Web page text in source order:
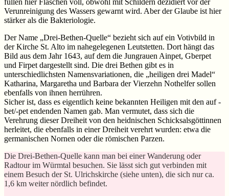
füllen hier Flaschen voll, obwohl mit Schildern dezidiert vor der
Verunreinigung des Wassers gewarnt wird. Aber der Glaube ist hier
stärker als die Bakteriologie.
Der Name „Drei-Bethen-Quelle“ bezieht sich auf ein Votivbild in
der Kirche St. Alto im nahegelegenen Leutstetten. Dort hängt das
Bild aus dem Jahr 1643, auf dem die Jungrauen Ainpet, Gberpet
und Firpet dargestellt sind. Die drei Bethen gibt es in
unterschiedlichsten Namensvariationen, die „heiligen drei Madel“
Katharina, Margaretha und Barbara der Vierzehn Nothelfer sollen
ebenfalls von ihnen herrühren.
Sicher ist, dass es eigentlich keine bekannten Heiligen mit den auf -
bet/-pet endenden Namen gab. Man vermutet, dass sich die
Verehrung dieser Dreiheit von den heidnischen Schicksalsgöttinnen
herleitet, die ebenfalls in einer Dreiheit verehrt wurden: etwa die
germanischen Nornen oder die römischen Parzen.
Die Drei-Bethen-Quelle kann man bei einer Wanderung oder
Radtour im Würmtal besuchen. Sie lässt sich gut verbinden mit
einem Besuch der St. Ulrichskirche (siehe unten), die sich nur ca.
1,6 km weiter nördlich befindet.